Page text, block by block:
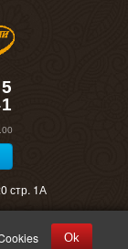
стр. 1А
Ok